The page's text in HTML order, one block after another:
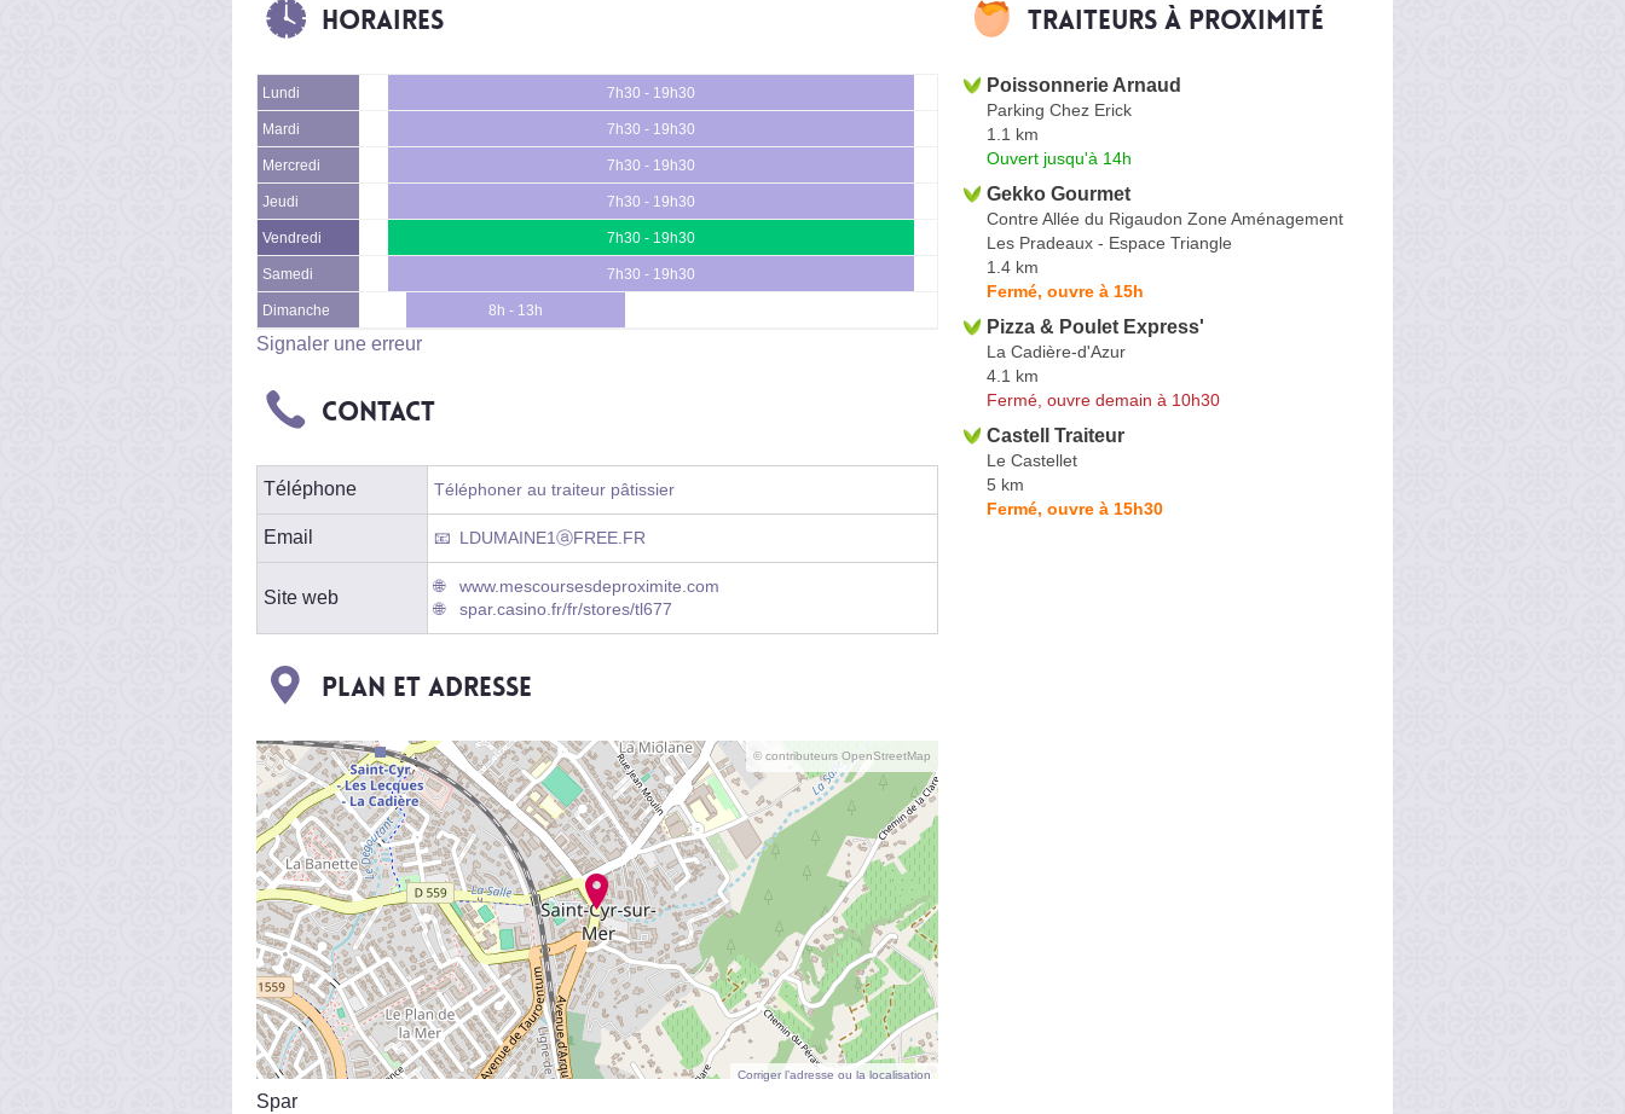
Horaires
Lundi 7h30 - 19h30
Mardi 7h30 - 19h30
Mercredi 7h30 - 19h30
Jeudi 7h30 - 19h30
Vendredi 7h30 - 19h30
Samedi 7h30 - 19h30
Dimanche 8h - 13h
Signaler une erreur
Contact
Téléphone Téléphoner au traiteur pâtissier
Email LDUMAINE1ⓐFREE.FR
Site web
www.mescoursesdeproximite.com
spar.casino.fr/fr/stores/tl677
Plan et adresse
© contributeurs OpenStreetMap
Corriger l’adresse ou la localisation
Spar
Traiteurs à proximité
Poissonnerie Arnaud
Parking Chez Erick
1.1 km
Ouvert jusqu'à 14h
Gekko Gourmet
Contre Allée du Rigaudon Zone Aménagement
Les Pradeaux - Espace Triangle
1.4 km
Fermé, ouvre à 15h
Pizza & Poulet Express'
La Cadière-d'Azur
4.1 km
Fermé, ouvre demain à 10h30
Castell Traiteur
Le Castellet
5 km
Fermé, ouvre à 15h30